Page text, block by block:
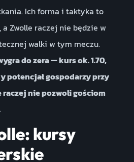
Ich forma i taktyka to
Zwolle raczej nie będzie w
walki w tym meczu.
do zera — kurs ok. 1.70,
potencjał gospodarzy przy
nie pozwoli gościom
kursy